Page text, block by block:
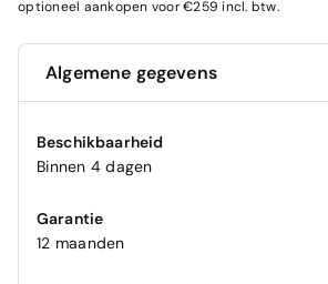
optioneel aankopen voor €259 incl. btw.
Algemene gegevens
Beschikbaarheid
Binnen 4 dagen
Garantie
12 maanden